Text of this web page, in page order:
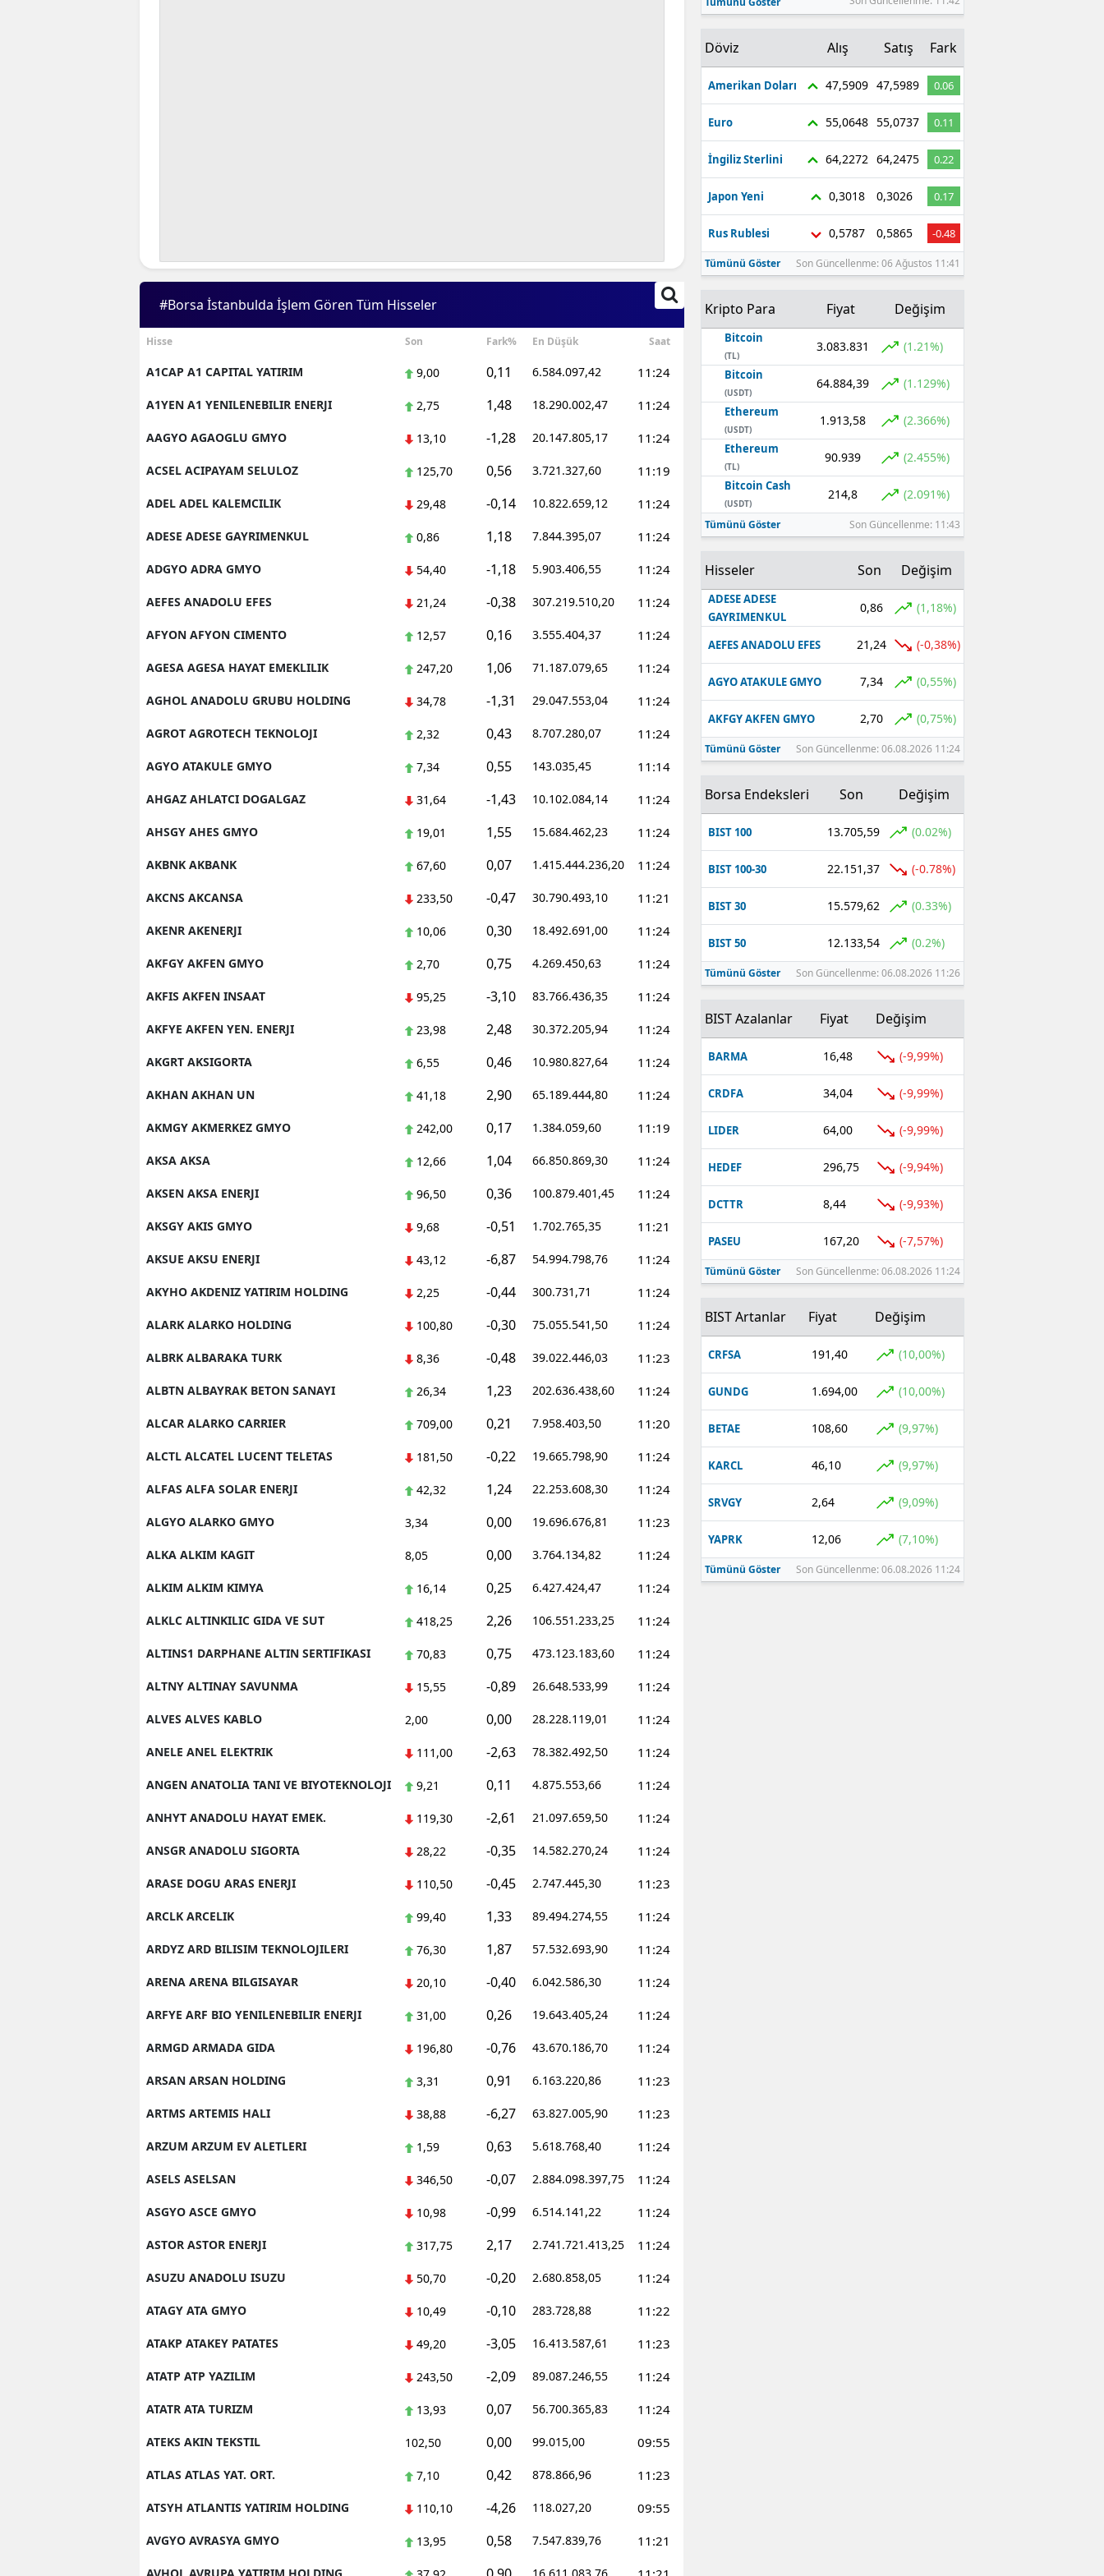
Çorum
Mersin
İstanbul
İzmir
Kars
Kastamonu
Kayseri
Kırklareli
Kırşehir
Kocaeli
Konya
Kütahya
Malatya
Manisa
Kahramanmaraş
Mardin
Muğla
Muş
Nevşehir
Niğde
Ordu
Rize
Sakarya
Şırnak
Bartın
Ardahan
Iğdır
Yalova
Karabük
Kilis
Osmaniye
Düzce
#Borsa İstanbulda İşlem Gören Tüm Hisseler
Hisse Son Fark% En Düşük Saat
A1CAP A1 CAPITAL YATIRIM 9,00 0,11 6.584.097,42 11:24
A1YEN A1 YENILENEBILIR ENERJI 2,75 1,48 18.290.002,47 11:24
AAGYO AGAOGLU GMYO 13,10 -1,28 20.147.805,17 11:24
ACSEL ACIPAYAM SELULOZ 125,70 0,56 3.721.327,60 11:19
ADEL ADEL KALEMCILIK 29,48 -0,14 10.822.659,12 11:24
ADESE ADESE GAYRIMENKUL 0,86 1,18 7.844.395,07 11:24
ADGYO ADRA GMYO 54,40 -1,18 5.903.406,55 11:24
AEFES ANADOLU EFES 21,24 -0,38 307.219.510,20 11:24
AFYON AFYON CIMENTO 12,57 0,16 3.555.404,37 11:24
AGESA AGESA HAYAT EMEKLILIK 247,20 1,06 71.187.079,65 11:24
AGHOL ANADOLU GRUBU HOLDING 34,78 -1,31 29.047.553,04 11:24
AGROT AGROTECH TEKNOLOJI 2,32 0,43 8.707.280,07 11:24
AGYO ATAKULE GMYO 7,34 0,55 143.035,45 11:14
AHGAZ AHLATCI DOGALGAZ 31,64 -1,43 10.102.084,14 11:24
AHSGY AHES GMYO 19,01 1,55 15.684.462,23 11:24
AKBNK AKBANK 67,60 0,07 1.415.444.236,20 11:24
AKCNS AKCANSA 233,50 -0,47 30.790.493,10 11:21
AKENR AKENERJI 10,06 0,30 18.492.691,00 11:24
AKFGY AKFEN GMYO 2,70 0,75 4.269.450,63 11:24
AKFIS AKFEN INSAAT 95,25 -3,10 83.766.436,35 11:24
AKFYE AKFEN YEN. ENERJI 23,98 2,48 30.372.205,94 11:24
AKGRT AKSIGORTA 6,55 0,46 10.980.827,64 11:24
AKHAN AKHAN UN 41,18 2,90 65.189.444,80 11:24
AKMGY AKMERKEZ GMYO 242,00 0,17 1.384.059,60 11:19
AKSA AKSA 12,66 1,04 66.850.869,30 11:24
AKSEN AKSA ENERJI 96,50 0,36 100.879.401,45 11:24
AKSGY AKIS GMYO 9,68 -0,51 1.702.765,35 11:21
AKSUE AKSU ENERJI 43,12 -6,87 54.994.798,76 11:24
AKYHO AKDENIZ YATIRIM HOLDING 2,25 -0,44 300.731,71 11:24
ALARK ALARKO HOLDING 100,80 -0,30 75.055.541,50 11:24
ALBRK ALBARAKA TURK 8,36 -0,48 39.022.446,03 11:23
ALBTN ALBAYRAK BETON SANAYI 26,34 1,23 202.636.438,60 11:24
ALCAR ALARKO CARRIER 709,00 0,21 7.958.403,50 11:20
ALCTL ALCATEL LUCENT TELETAS 181,50 -0,22 19.665.798,90 11:24
ALFAS ALFA SOLAR ENERJI 42,32 1,24 22.253.608,30 11:24
ALGYO ALARKO GMYO 3,34 0,00 19.696.676,81 11:23
ALKA ALKIM KAGIT 8,05 0,00 3.764.134,82 11:24
ALKIM ALKIM KIMYA 16,14 0,25 6.427.424,47 11:24
ALKLC ALTINKILIC GIDA VE SUT 418,25 2,26 106.551.233,25 11:24
ALTINS1 DARPHANE ALTIN SERTIFIKASI 70,83 0,75 473.123.183,60 11:24
ALTNY ALTINAY SAVUNMA 15,55 -0,89 26.648.533,99 11:24
ALVES ALVES KABLO 2,00 0,00 28.228.119,01 11:24
ANELE ANEL ELEKTRIK 111,00 -2,63 78.382.492,50 11:24
ANGEN ANATOLIA TANI VE BIYOTEKNOLOJI 9,21 0,11 4.875.553,66 11:24
ANHYT ANADOLU HAYAT EMEK. 119,30 -2,61 21.097.659,50 11:24
ANSGR ANADOLU SIGORTA 28,22 -0,35 14.582.270,24 11:24
ARASE DOGU ARAS ENERJI 110,50 -0,45 2.747.445,30 11:23
ARCLK ARCELIK 99,40 1,33 89.494.274,55 11:24
ARDYZ ARD BILISIM TEKNOLOJILERI 76,30 1,87 57.532.693,90 11:24
ARENA ARENA BILGISAYAR 20,10 -0,40 6.042.586,30 11:24
ARFYE ARF BIO YENILENEBILIR ENERJI 31,00 0,26 19.643.405,24 11:24
ARMGD ARMADA GIDA 196,80 -0,76 43.670.186,70 11:24
ARSAN ARSAN HOLDING 3,31 0,91 6.163.220,86 11:23
ARTMS ARTEMIS HALI 38,88 -6,27 63.827.005,90 11:23
ARZUM ARZUM EV ALETLERI 1,59 0,63 5.618.768,40 11:24
ASELS ASELSAN 346,50 -0,07 2.884.098.397,75 11:24
ASGYO ASCE GMYO 10,98 -0,99 6.514.141,22 11:24
ASTOR ASTOR ENERJI 317,75 2,17 2.741.721.413,25 11:24
ASUZU ANADOLU ISUZU 50,70 -0,20 2.680.858,05 11:24
ATAGY ATA GMYO 10,49 -0,10 283.728,88 11:22
ATAKP ATAKEY PATATES 49,20 -3,05 16.413.587,61 11:23
ATATP ATP YAZILIM 243,50 -2,09 89.087.246,55 11:24
ATATR ATA TURIZM 13,93 0,07 56.700.365,83 11:24
ATEKS AKIN TEKSTIL 102,50 0,00 99.015,00 09:55
ATLAS ATLAS YAT. ORT. 7,10 0,42 878.866,96 11:23
ATSYH ATLANTIS YATIRIM HOLDING 110,10 -4,26 118.027,20 09:55
AVGYO AVRASYA GMYO 13,95 0,58 7.547.839,76 11:21
Döviz Alış Satış Fark
Amerikan Doları 47,5909 47,5989 0.06
Euro 55,0648 55,0737 0.11
İngiliz Sterlini 64,2272 64,2475 0.22
Japon Yeni 0,3018 0,3026 0.17
Rus Rublesi 0,5787 0,5865 -0.48
Tümünü Göster Son Güncellenme: 06 Ağustos 11:41
Kripto Para Fiyat Değişim
Bitcoin
(TL)
3.083.831 (1.21%)
Bitcoin
(USDT)
64.884,39 (1.129%)
Ethereum
(USDT)
1.913,58 (2.366%)
Ethereum
(TL)
90.939 (2.455%)
Bitcoin Cash
(USDT)
214,8 (2.091%)
Tümünü Göster Son Güncellenme: 11:43
Hisseler Son Değişim
ADESE ADESE
GAYRIMENKUL
0,86 (1,18%)
AEFES ANADOLU EFES 21,24 (-0,38%)
AGYO ATAKULE GMYO 7,34 (0,55%)
AKFGY AKFEN GMYO 2,70 (0,75%)
Tümünü Göster Son Güncellenme: 06.08.2026 11:24
Borsa Endeksleri Son Değişim
BIST 100 13.705,59 (0.02%)
BIST 100-30 22.151,37 (-0.78%)
BIST 30 15.579,62 (0.33%)
BIST 50 12.133,54 (0.2%)
Tümünü Göster Son Güncellenme: 06.08.2026 11:26
BIST Azalanlar Fiyat Değişim
BARMA 16,48 (-9,99%)
CRDFA 34,04 (-9,99%)
LIDER 64,00 (-9,99%)
HEDEF 296,75 (-9,94%)
DCTTR 8,44 (-9,93%)
PASEU 167,20 (-7,57%)
Tümünü Göster Son Güncellenme: 06.08.2026 11:24
BIST Artanlar Fiyat Değişim
CRFSA 191,40 (10,00%)
GUNDG 1.694,00 (10,00%)
BETAE 108,60 (9,97%)
KARCL 46,10 (9,97%)
SRVGY 2,64 (9,09%)
YAPRK 12,06 (7,10%)
Tümünü Göster Son Güncellenme: 06.08.2026 11:24